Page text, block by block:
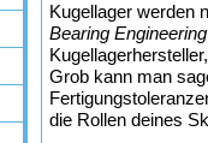
Kugellager werden
Bearing
Grob kann man
die Rollen deines